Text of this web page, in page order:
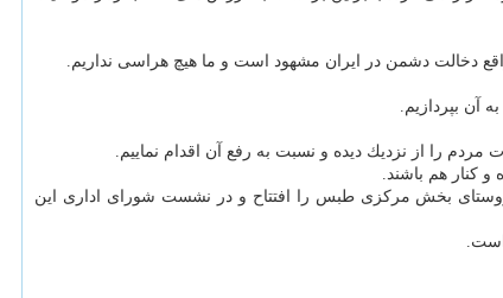
آن بپردازیم.
كنار هم باشند.
روستای بخش مركزی طبس را افتتاح و در نشست شورای اداری این